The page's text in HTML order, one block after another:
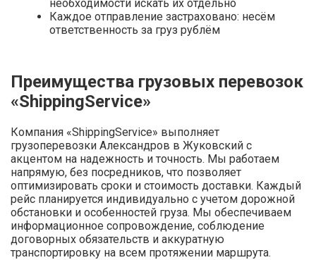
необходимости искать их отдельно
Каждое отправление застраховано: несём
ответственность за груз рублём
Преимущества грузовых перевозок
«ShippingService»
Компания «ShippingService» выполняет
грузоперевозки Александров в Жуковский с
акцентом на надежность и точность. Мы работаем
напрямую, без посредников, что позволяет
оптимизировать сроки и стоимость доставки. Каждый
рейс планируется индивидуально с учетом дорожной
обстановки и особенностей груза. Мы обеспечиваем
информационное сопровождение, соблюдение
договорных обязательств и аккуратную
транспортировку на всем протяжении маршрута.